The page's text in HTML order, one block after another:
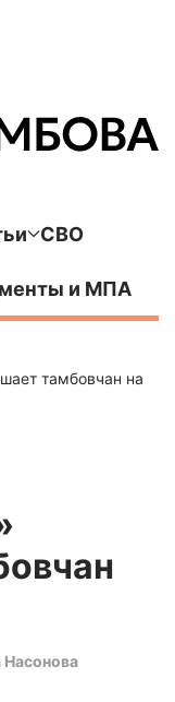
СВО
и МПА
тамбовчан на
Насонова